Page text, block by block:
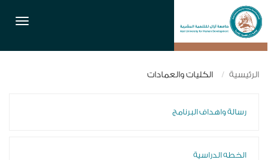
الرئيسية الكليات والعمادات
رسالة واهداف البرنامج
الخطه الدراسية